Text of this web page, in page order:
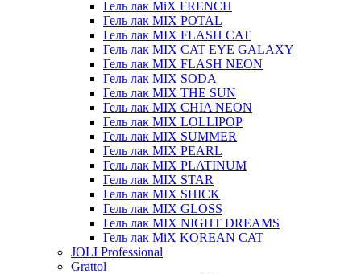
Гель лак MiX FRENCH
Гель лак MIX POTAL
Гель лак MIX FLASH CAT
Гель лак MIX CAT EYE GALAXY
Гель лак MIX FLASH NEON
Гель лак MIX SODA
Гель лак MIX THE SUN
Гель лак MIX CHIA NEON
Гель лак MIX LOLLIPOP
Гель лак MIX SUMMER
Гель лак MIX PEARL
Гель лак MIX PLATINUM
Гель лак MIX STAR
Гель лак MIX SHICK
Гель лак MIX GLOSS
Гель лак MIX NIGHT DREAMS
Гель лак MiX KOREAN CAT
JOLI Professional
Grattol